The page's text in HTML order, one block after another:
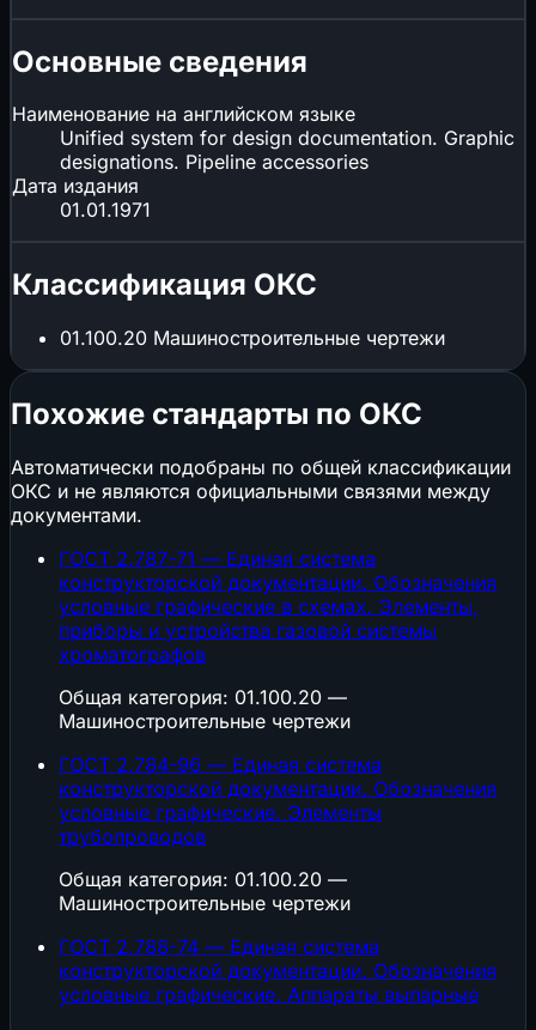
Основные сведения
Наименование на английском языке
Unified system for design documentation. Graphic
designations. Pipeline accessories
Дата издания
01.01.1971
Классификация ОКС
01.100.20 Машиностроительные чертежи
Похожие стандарты по ОКС
Автоматически подобраны по общей классификации
ОКС и не являются официальными связями между
документами.
ГОСТ 2.787-71 — Единая система
конструкторской документации. Обозначения
условные графические в схемах. Элементы,
приборы и устройства газовой системы
хроматографов
Общая категория: 01.100.20 —
Машиностроительные чертежи
ГОСТ 2.784-96 — Единая система
конструкторской документации. Обозначения
условные графические. Элементы
трубопроводов
Общая категория: 01.100.20 —
Машиностроительные чертежи
ГОСТ 2.788-74 — Единая система
конструкторской документации. Обозначения
условные графические. Аппараты выпарные